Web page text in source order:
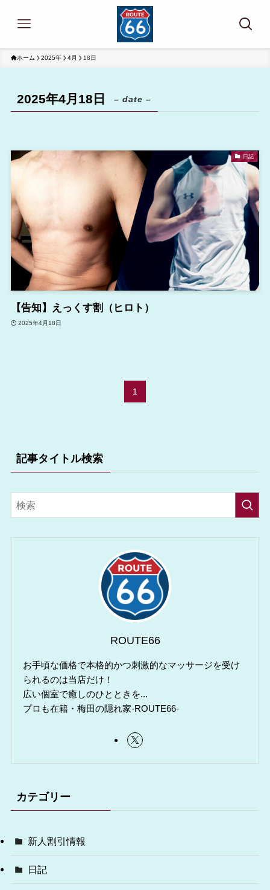
ホーム 2025年 4月 18日
2025年4月18日 – date –
日記
【告知】えっくす割（ヒロト）
2025年4月18日
1
記事タイトル検索
ROUTE66
お手頃な価格で本格的かつ刺激的なマッサージを受け
られるのは当店だけ！
広い個室で癒しのひとときを...
プロも在籍・梅田の隠れ家-ROUTE66-
カテゴリー
新人割引情報
日記